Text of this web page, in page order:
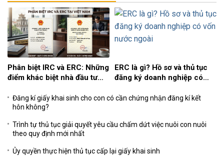
Phân biệt IRC và ERC: Những
điểm khác biệt nhà đầu tư
ERC là gì? Hồ sơ và thủ tục
đăng ký doanh nghiệp có
Đăng kí giấy khai sinh cho con có cần chứng nhận đăng kí kết
hôn không?
Trình tự thủ tục giải quyết yêu cầu chấm dứt việc nuôi con nuôi
theo quy định mới nhất
Ủy quyền thực hiện thủ tục cấp lại giấy khai sinh